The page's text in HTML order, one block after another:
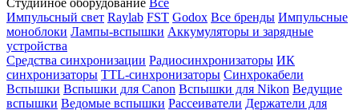
Студийное оборудование Все
Импульсный свет Raylab FST Godox Все бренды Импульсные
моноблоки Лампы-вспышки Аккумуляторы и зарядные
устройства
Средства синхронизации Радиосинхронизаторы ИК
синхронизаторы TTL-синхронизаторы Синхрокабели
Вспышки Вспышки для Canon Вспышки для Nikon Ведущие
вспышки Ведомые вспышки Рассеиватели Держатели для